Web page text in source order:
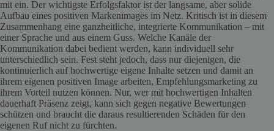
mit ein. Der wichtigste Erfolgsfaktor ist der langsame, aber solide
Aufbau eines positiven Markenimages im Netz. Kritisch ist in diesem
Zusammenhang eine ganzheitliche, integrierte Kommunikation – mit
einer Sprache und aus einem Guss. Welche Kanäle der
Kommunikation dabei bedient werden, kann individuell sehr
unterschiedlich sein. Fest steht jedoch, dass nur diejenigen, die
kontinuierlich auf hochwertige eigene Inhalte setzen und damit an
ihrem eigenen positiven Image arbeiten, Empfehlungsmarketing zu
ihrem Vorteil nutzen können. Nur, wer mit hochwertigen Inhalten
dauerhaft Präsenz zeigt, kann sich gegen negative Bewertungen
schützen und braucht die daraus resultierenden Schäden für den
eigenen Ruf nicht zu fürchten.